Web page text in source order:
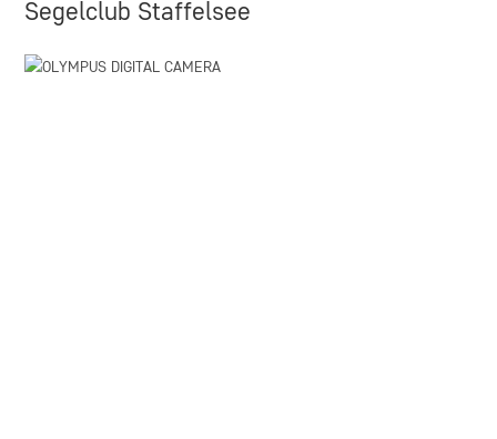
Segelclub Staffelsee